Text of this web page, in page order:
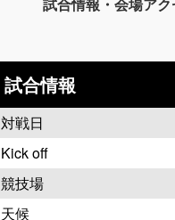
試合情報
対戦日
Kick off
競技場
天候